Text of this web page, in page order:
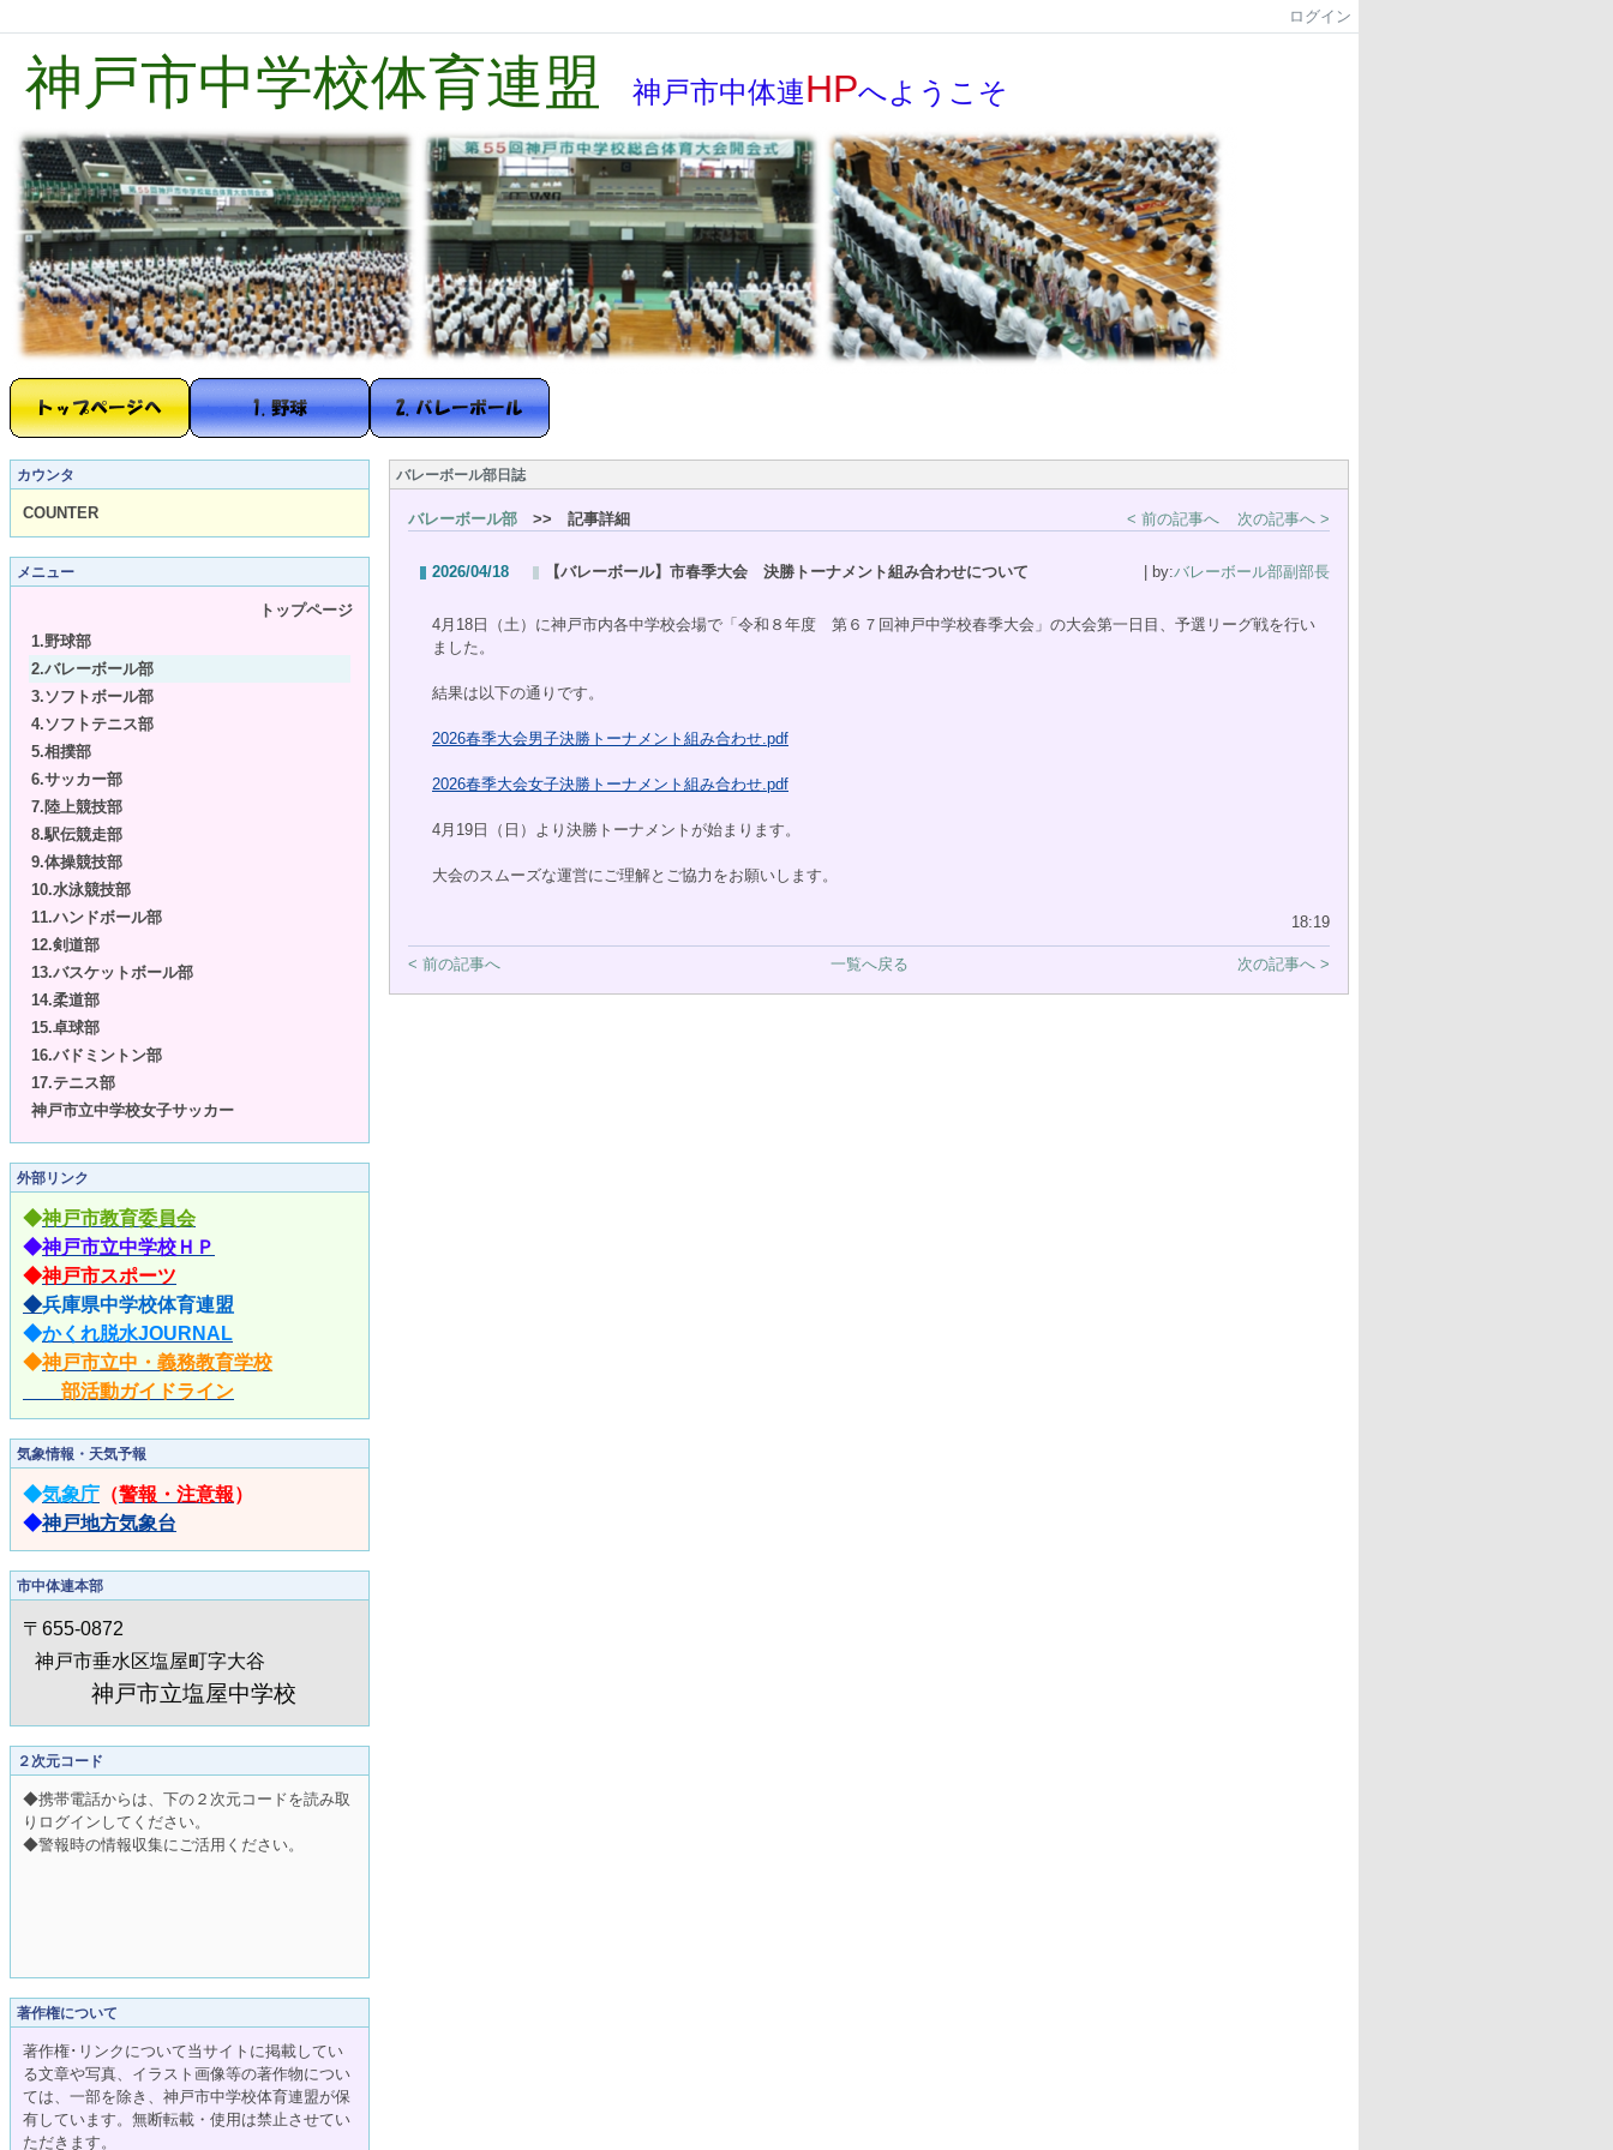
ログイン
神戸市中学校体育連盟 神戸市中体連HPへようこそ
カウンタ
COUNTER
メニュー
トップページ
1.野球部
2.バレーボール部
3.ソフトボール部
4.ソフトテニス部
5.相撲部
6.サッカー部
7.陸上競技部
8.駅伝競走部
9.体操競技部
10.水泳競技部
11.ハンドボール部
12.剣道部
13.バスケットボール部
14.柔道部
15.卓球部
16.バドミントン部
17.テニス部
神戸市立中学校女子サッカー
外部リンク
◆神戸市教育委員会
◆神戸市立中学校ＨＰ
◆神戸市スポーツ
◆兵庫県中学校体育連盟
◆かくれ脱水JOURNAL
◆神戸市立中・義務教育学校
部活動ガイドライン
気象情報・天気予報
◆気象庁 （警報・注意報）
◆神戸地方気象台
市中体連本部
〒655-0872
神戸市垂水区塩屋町字大谷
神戸市立塩屋中学校
２次元コード
◆携帯電話からは、下の２次元コードを読み取
りログインしてください。
◆警報時の情報収集にご活用ください。
著作権について
著作権･リンクについて当サイトに掲載してい
る文章や写真、イラスト画像等の著作物につい
ては、一部を除き、神戸市中学校体育連盟が保
有しています。無断転載・使用は禁止させてい
ただきます。
バレーボール部日誌
バレーボール部 >> 記事詳細 < 前の記事へ 次の記事へ >
2026/04/18 【バレーボール】市春季大会 決勝トーナメント組み合わせについて | by:バレーボール部副部長
4月18日（土）に神戸市内各中学校会場で「令和８年度 第６７回神戸中学校春季大会」の大会第一日目、予選リーグ戦を行い
ました。
結果は以下の通りです。
2026春季大会男子決勝トーナメント組み合わせ.pdf
2026春季大会女子決勝トーナメント組み合わせ.pdf
4月19日（日）より決勝トーナメントが始まります。
大会のスムーズな運営にご理解とご協力をお願いします。
18:19
< 前の記事へ 次の記事へ >
一覧へ戻る